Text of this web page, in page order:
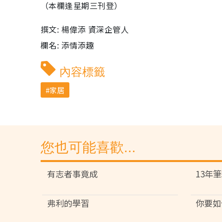
（本欄逢星期三刊登）
撰文: 楊偉添 資深企管人
欄名: 添情添趣
內容標籤
家居
您也可能喜歡...
有志者事竟成 13年
弗利的學習 你要